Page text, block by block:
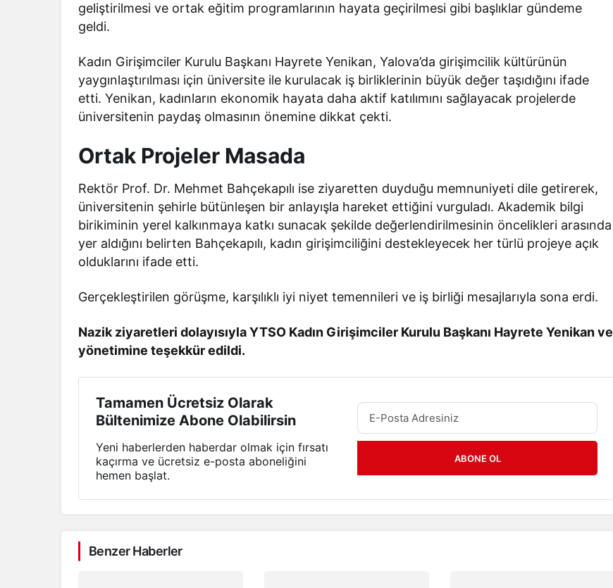
geliştirilmesi ve ortak eğitim programlarının hayata geçirilmesi gibi başlıklar gündeme
geldi.
Kadın Girişimciler Kurulu Başkanı Hayrete Yenikan, Yalova’da girişimcilik kültürünün
yaygınlaştırılması için üniversite ile kurulacak iş birliklerinin büyük değer taşıdığını ifade
etti. Yenikan, kadınların ekonomik hayata daha aktif katılımını sağlayacak projelerde
üniversitenin paydaş olmasının önemine dikkat çekti.
Ortak Projeler Masada
Rektör Prof. Dr. Mehmet Bahçekapılı ise ziyaretten duyduğu memnuniyeti dile getirerek,
üniversitenin şehirle bütünleşen bir anlayışla hareket ettiğini vurguladı. Akademik bilgi
birikiminin yerel kalkınmaya katkı sunacak şekilde değerlendirilmesinin öncelikleri arasında
yer aldığını belirten Bahçekapılı, kadın girişimciliğini destekleyecek her türlü projeye açık
olduklarını ifade etti.
Gerçekleştirilen görüşme, karşılıklı iyi niyet temennileri ve iş birliği mesajlarıyla sona erdi.
Nazik ziyaretleri dolayısıyla YTSO Kadın Girişimciler Kurulu Başkanı Hayrete Yenikan ve
yönetimine teşekkür edildi.
Tamamen Ücretsiz Olarak
Bültenimize Abone Olabilirsin
Yeni haberlerden haberdar olmak için fırsatı
kaçırma ve ücretsiz e-posta aboneliğini
hemen başlat.
ABONE OL
Benzer Haberler